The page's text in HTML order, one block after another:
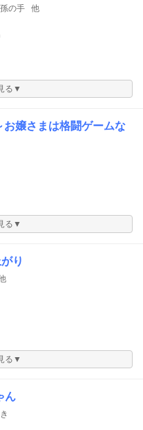
の手 他
る▼
お嬢さまは格闘ゲームな
る▼
り
る▼
ん